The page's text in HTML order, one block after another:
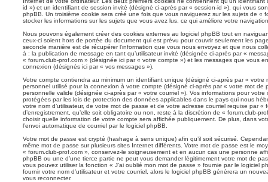
id ») et un identifiant de session invité (désigné ci-après par « session-id »), qui vous
phpBB. Un troisième cookie sera créé une fois que vous naviguerez sur les sujets de «
stocker les informations sur les sujets que vous avez lus, ce qui améliore votre
Nous pouvons également créer des cookies externes au logiciel phpBB tout en
ceux-ci soient hors de portée du document qui est prévu pour couvrir seulement les
seconde manière est de récupérer l’information que vous nous envoyez et que nous
à : la publication de message en tant qu’utilisateur invité (désignée ci-après par «
« forum.club-prof.com » (désignée ici par « votre compte ») et les messages que vous
connexion (désignés ici par « vos messages »).
Votre compte contiendra au minimum un identifiant unique (désigné ci-après par « votre
personnel utilisé pour la connexion à votre compte (désigné ci-après par « votre mot de
personnelle valide (désignée ci-après par « votre courriel »). Vos informations pour
protégées par les lois de protection des données applicables dans le pays qui nous
votre nom d’utilisateur, de votre mot de passe et de votre adresse courriel requise par
d’enregistrement, qu’elle soit obligatoire ou non, reste à la discrétion de « forum.club-
choisir quelle information de votre compte sera affichée publiquement. De plus, dans
l’envoi automatique de courriel par le logiciel phpBB.
Votre mot de passe est crypté (hashage à sens unique) afin qu’il soit sécurisé.
même mot de passe sur plusieurs sites Internet différents. Votre mot de passe est le
« forum.club-prof.com », conservez-le soigneusement et en aucun cas une personne
phpBB ou une d’une tierce partie ne peut vous demander légitimement votre mot de
vous pouvez utiliser la fonction « J’ai oublié mon mot de passe » fournie par le logiciel
fournir votre nom d’utilisateur et votre courriel, alors le logiciel phpBB générera un
vous reconnecter.